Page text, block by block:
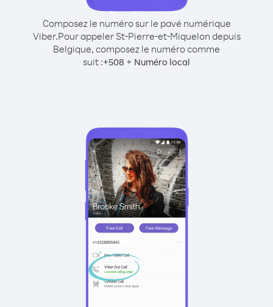
Composez le numéro sur le pavé numérique
Viber.Pour appeler St-Pierre-et-Miquelon depuis
Belgique, composez le numéro comme
suit :+508 + Numéro local